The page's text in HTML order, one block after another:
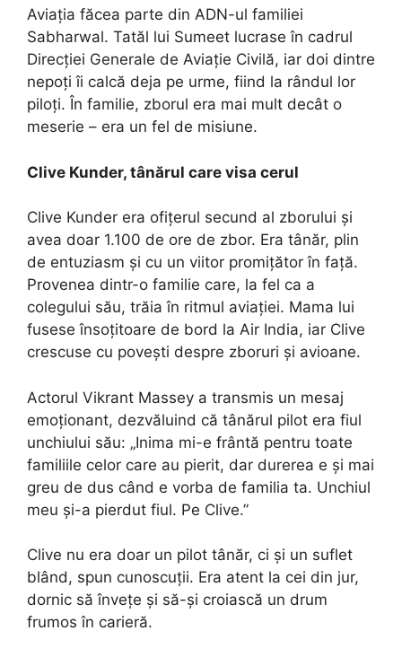
Aviația făcea parte din ADN-ul familiei
Sabharwal. Tatăl lui Sumeet lucrase în cadrul
Direcției Generale de Aviație Civilă, iar doi dintre
nepoți îi calcă deja pe urme, fiind la rândul lor
piloți. În familie, zborul era mai mult decât o
meserie – era un fel de misiune.
Clive Kunder, tânărul care visa cerul
Clive Kunder era ofițerul secund al zborului și
avea doar 1.100 de ore de zbor. Era tânăr, plin
de entuziasm și cu un viitor promițător în față.
Provenea dintr-o familie care, la fel ca a
colegului său, trăia în ritmul aviației. Mama lui
fusese însoțitoare de bord la Air India, iar Clive
crescuse cu povești despre zboruri și avioane.
Actorul Vikrant Massey a transmis un mesaj
emoționant, dezvăluind că tânărul pilot era fiul
unchiului său: „Inima mi-e frântă pentru toate
familiile celor care au pierit, dar durerea e și mai
greu de dus când e vorba de familia ta. Unchiul
meu și-a pierdut fiul. Pe Clive.”
Clive nu era doar un pilot tânăr, ci și un suflet
blând, spun cunoscuții. Era atent la cei din jur,
dornic să învețe și să-și croiască un drum
frumos în carieră.